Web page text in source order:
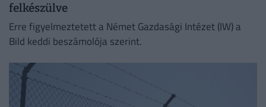
felkészülve
Erre figyelmeztetett a Német Gazdasági Intézet (IW) a
Bild keddi beszámolója szerint.